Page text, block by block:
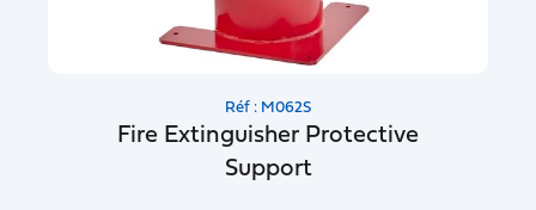
Réf : M062S
Fire Extinguisher Protective
Support